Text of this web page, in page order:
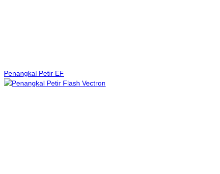
Penangkal Petir EF